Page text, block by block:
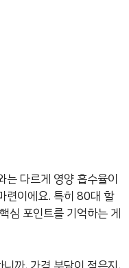
는 다르게 영양 흡수율이
련이에요. 특히 80대 할
심 포인트를 기억하는 게